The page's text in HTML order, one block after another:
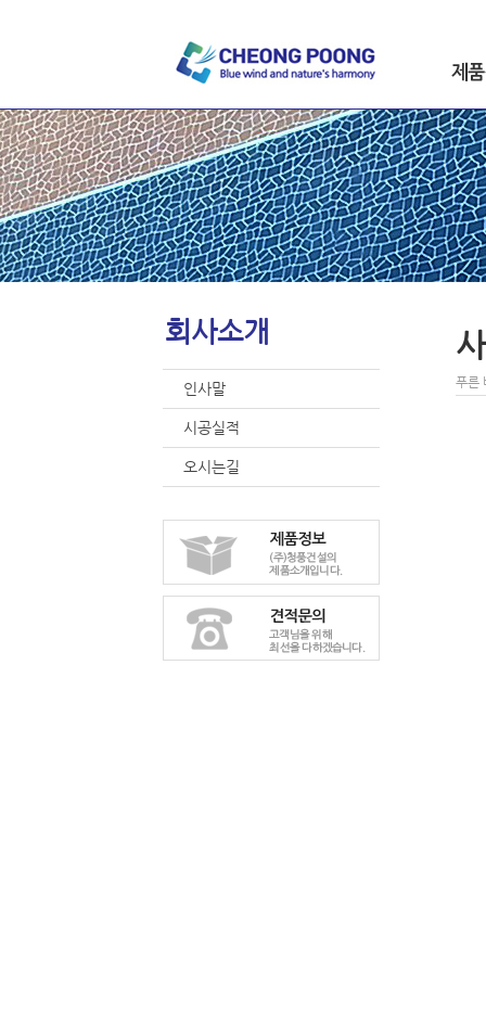
인사말
시공실적
오시는길
칼라
도막
자전
미끄
스테
옥상
회사소개
인사말
시공실적
오시는길
푸른